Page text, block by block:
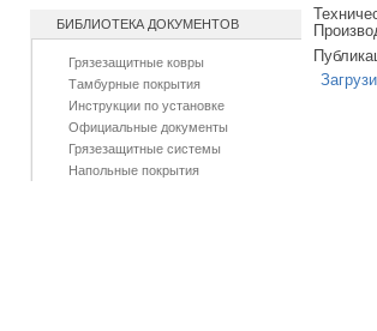
БИБЛИОТЕКА ДОКУМЕНТОВ
Грязезащитные ковры
Тамбурные покрытия
Инструкции по установке
Официальные документы
Грязезащитные системы
Напольные покрытия